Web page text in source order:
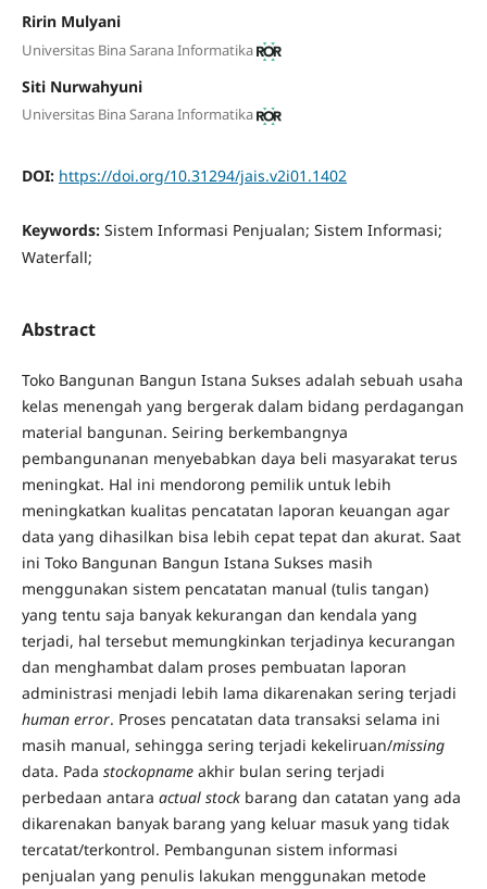
Ririn Mulyani
Universitas Bina Sarana Informatika
Siti Nurwahyuni
Universitas Bina Sarana Informatika
DOI: https://doi.org/10.31294/jais.v2i01.1402
Keywords: Sistem Informasi Penjualan; Sistem Informasi;
Waterfall;
Abstract
Toko Bangunan Bangun Istana Sukses adalah sebuah usaha
kelas menengah yang bergerak dalam bidang perdagangan
material bangunan. Seiring berkembangnya
pembangunanan menyebabkan daya beli masyarakat terus
meningkat. Hal ini mendorong pemilik untuk lebih
meningkatkan kualitas pencatatan laporan keuangan agar
data yang dihasilkan bisa lebih cepat tepat dan akurat. Saat
ini Toko Bangunan Bangun Istana Sukses masih
menggunakan sistem pencatatan manual (tulis tangan)
yang tentu saja banyak kekurangan dan kendala yang
terjadi, hal tersebut memungkinkan terjadinya kecurangan
dan menghambat dalam proses pembuatan laporan
administrasi menjadi lebih lama dikarenakan sering terjadi
human error. Proses pencatatan data transaksi selama ini
masih manual, sehingga sering terjadi kekeliruan/missing
data. Pada stockopname akhir bulan sering terjadi
perbedaan antara actual stock barang dan catatan yang ada
dikarenakan banyak barang yang keluar masuk yang tidak
tercatat/terkontrol. Pembangunan sistem informasi
penjualan yang penulis lakukan menggunakan metode